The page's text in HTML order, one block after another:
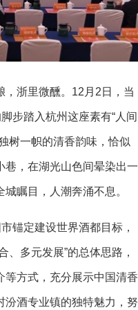
，浙里微醺。12月2日，当
步踏入杭州这座素有“人间
树一帜的清香韵味，恰似
巷，在湖光山色间晕染出一
瞩目，人潮奔涌不息。
锚定建设世界酒都目标，
、多元发展”的总体思路，
等方式，充分展示中国清香
汾酒专业镇的独特魅力，努